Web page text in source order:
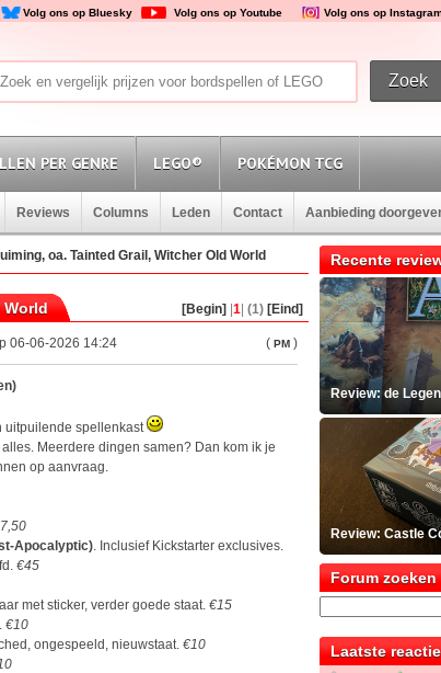
Volg ons op Bluesky Volg ons op Youtube Volg ons op
PER GENRE LEGO® POKÉMON TCG
Reviews Columns Leden Contact Aanbieding
oa. Tainted Grail, Witcher Old World
World [Begin] 1 (1) [Eind]
06-06-2026 14:24 ( PM )
uitpuilende spellenkast
Meerdere dingen samen? Dan kom ik je
op aanvraag.
Apocalyptic). Inclusief Kickstarter exclusives.
€45
met sticker, verder goede staat. €15
€10
ongespeeld, nieuwstaat. €10
Recente
Review: de
Review: Castle
Forum zoeken
Laatste